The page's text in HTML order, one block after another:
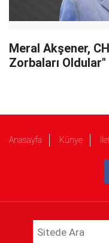
Meral Akşener,
Zorbaları Oldular"
Anasayfa Künye